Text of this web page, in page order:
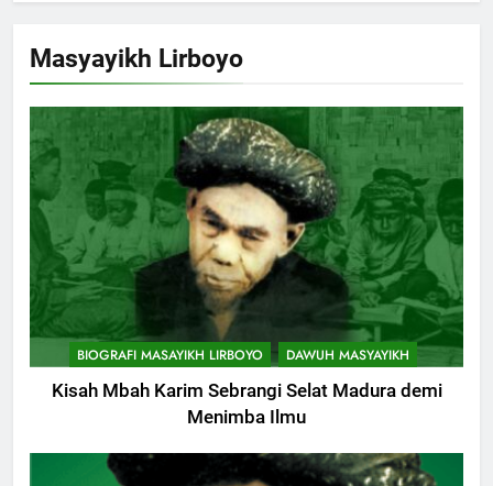
Masyayikh Lirboyo
BIOGRAFI MASAYIKH LIRBOYO DAWUH MASYAYIKH
Kisah Mbah Karim Sebrangi Selat Madura demi
Menimba Ilmu